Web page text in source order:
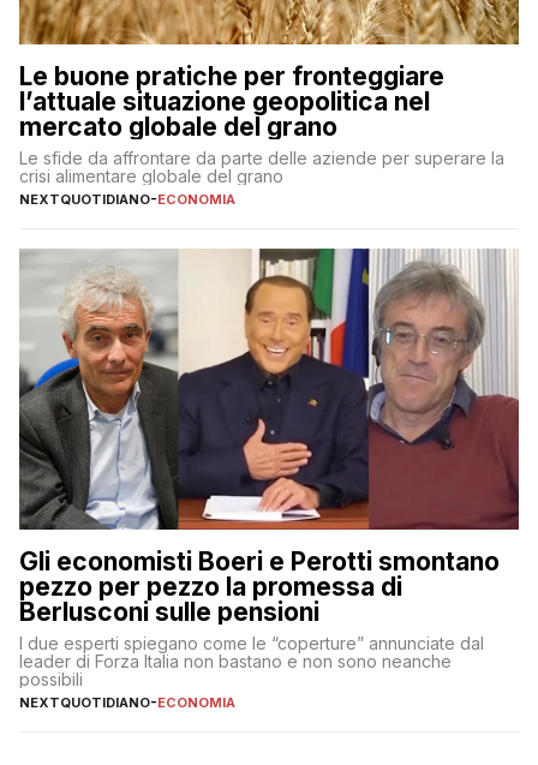
Le buone pratiche per fronteggiare
l’attuale situazione geopolitica nel
mercato globale del grano
Le sfide da affrontare da parte delle aziende per superare la
crisi alimentare globale del grano
NEXTQUOTIDIANO-ECONOMIA
Gli economisti Boeri e Perotti smontano
pezzo per pezzo la promessa di
Berlusconi sulle pensioni
I due esperti spiegano come le “coperture” annunciate dal
leader di Forza Italia non bastano e non sono neanche
possibili
NEXTQUOTIDIANO-ECONOMIA